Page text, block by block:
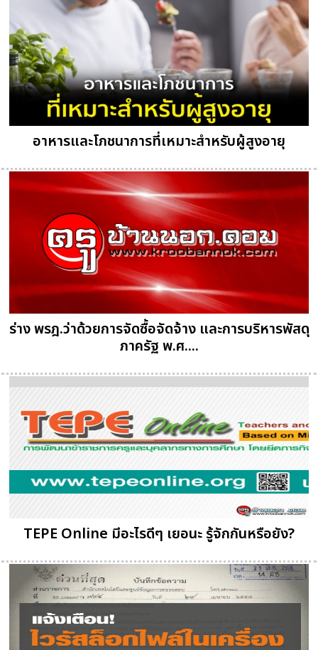
อาหารและโภชนาการที่เหมาะสำหรับผู้สูงอายุ
ร่าง พรฎ.ว่าด้วยการจัดซื้อจัดจ้าง และการบริหารพัสดุ
ภาครัฐ พ.ศ....
TEPE Online มีอะไรดีๆ เยอนะ รู้จักกันหรือยัง?